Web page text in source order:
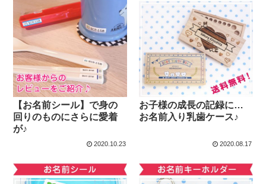
【お名前シール】で身の
回りのものにさらに愛着
が♪
2020.10.23
お子様の成長の記録に…
お名前入り乳歯ケース♪
2020.08.17